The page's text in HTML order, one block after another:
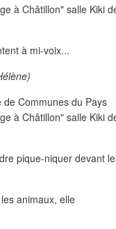
à mi-voix...
pique-niquer devant le
animaux, elle